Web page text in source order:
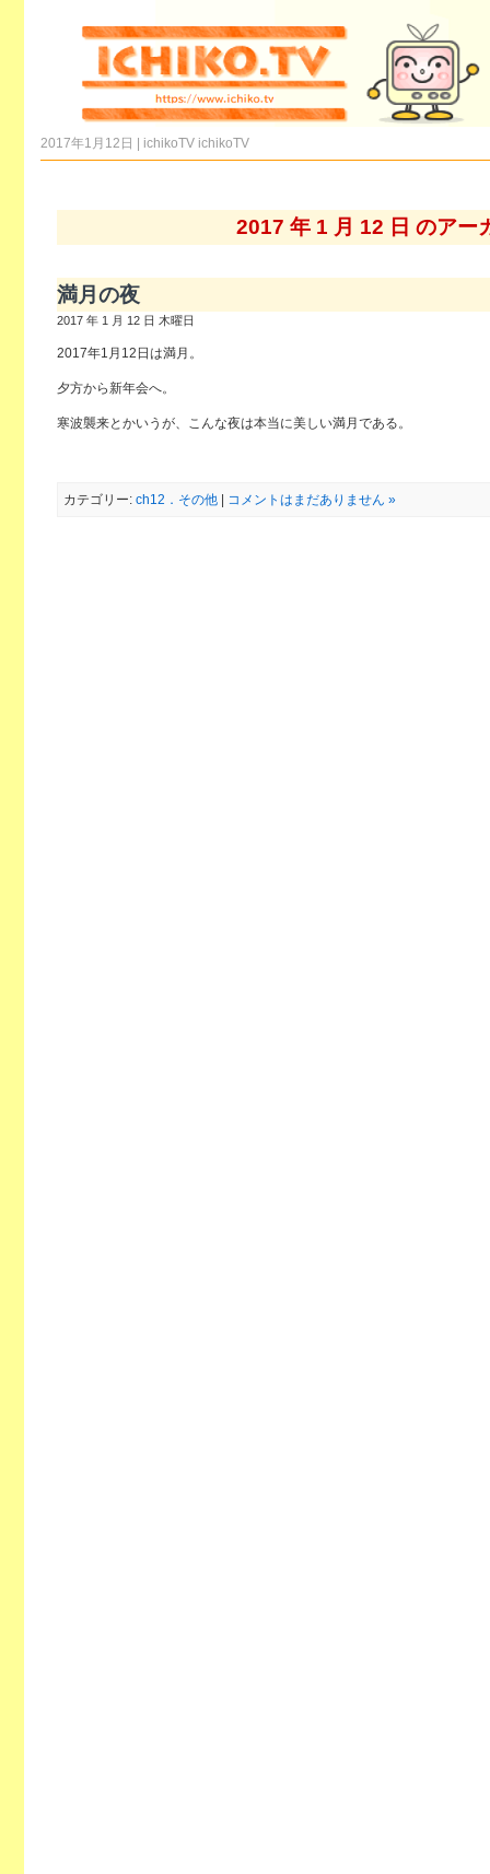
2017年1月12日 | ichikoTV ichikoTV
2017 年 1 月 12 日 のアー
満月の夜
2017 年 1 月 12 日 木曜日
2017年1月12日は満月。
夕方から新年会へ。
寒波襲来とかいうが、こんな夜は本当に美しい満月である。
カテゴリー: ch12．その他| コメントはまだありません »